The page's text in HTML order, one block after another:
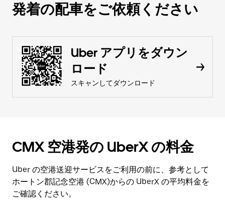
発着の配車をご依頼ください
Uber アプリをダウン
ロード
スキャンしてダウンロード
CMX 空港発の UberX の料金
Uber の空港送迎サービスをご利用の前に、参考として
ホートン郡記念空港 (CMX)からの UberX の平均料金を
ご確認ください。